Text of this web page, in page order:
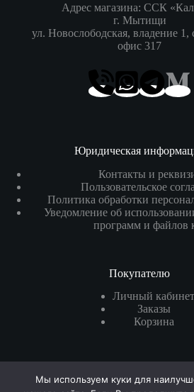
Адрес магазина: ССК
г. Мытищи
ул. Новослободская, владение 1,
офис 317
Юридическая
Контакты и
Пользовательское
Политика обработки
Уведомление об
программ и файлов
Покупателю
Личный кабинет
Заказы
Корзина
Мы используем куки для